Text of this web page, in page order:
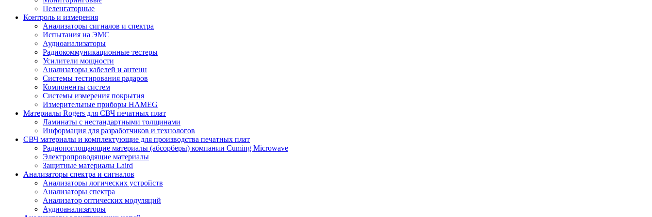
Пеленгаторные
Контроль и измерения
Анализаторы сигналов и спектра
Испытания на ЭМС
Аудиоанализаторы
Радиокоммуникационные тестеры
Усилители мощности
Анализаторы кабелей и антенн
Системы тестирования радаров
Компоненты систем
Системы измерения покрытия
Измерительные приборы HAMEG
Материалы Rogers для СВЧ печатных плат
Ламинаты с нестандартными толщинами
Информация для разработчиков и технологов
СВЧ материалы и комплектующие для производства печатных плат
Радиопоглощающие материалы (абсорберы) компании Cuming Microwave
Электропроводящие материалы
Защитные материалы Laird
Анализаторы спектра и сигналов
Анализаторы логических устройств
Анализаторы спектра
Анализатор оптических модуляций
Аудиоанализаторы